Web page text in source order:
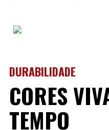
DURABILIDADE
CORES
TEMPO